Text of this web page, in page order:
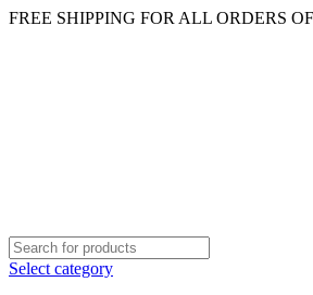
FREE SHIPPING FOR ALL ORDERS
Select category